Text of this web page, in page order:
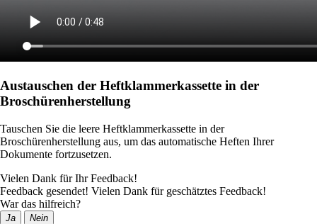
Austauschen der Heftklammerkassette in der
Broschürenherstellung
Tauschen Sie die leere Heftklammerkassette in der
Broschürenherstellung aus, um das automatische Heften Ihrer
Dokumente fortzusetzen.
Vielen Dank für Ihr Feedback!
Feedback gesendet! Vielen Dank für geschätztes Feedback!
War das hilfreich?
Ja Nein